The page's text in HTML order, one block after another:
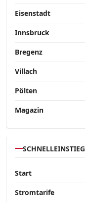
Eisenstadt
Innsbruck
Bregenz
Villach
Pölten
Magazin
SCHNELLEINSTIEG
Start
Stromtarife